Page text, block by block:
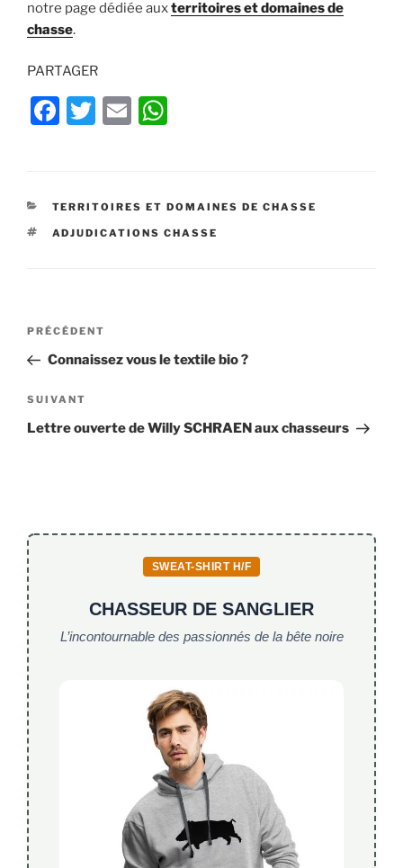
notre page dédiée auxterritoires et domaines de
chasse.
PARTAGER
F
e
b
T
er
E
l
s
A
CATÉGORIES
TERRITOIRES ET DOMAINES DE CHASSE
ÉTIQUETTES
ADJUDICATIONS CHASSE
Navigation
l’article
Article
précédent
PRÉCÉDENT
Connaissez vous le textile bio ?
Article
suivant
SUIVANT
Lettre ouverte de Willy SCHRAEN aux chasseurs
SWEAT-SHIRT H/F
CHASSEUR DE SANGLIER
L’incontournable des passionnés de la bête noire